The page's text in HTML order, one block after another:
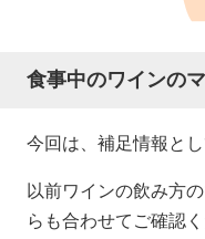
食事中のワインの
今回は、補足情報と
以前ワインの飲み方
らも合わせてご確認く